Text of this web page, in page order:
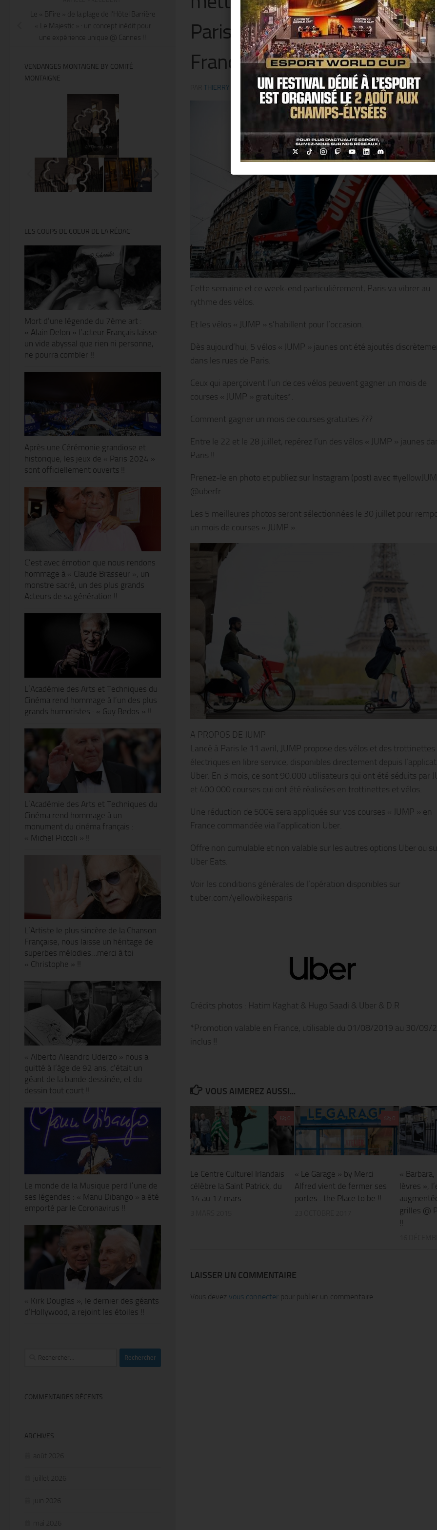
Paris, pour l’arrivée du « Tour
France » 2019 !!
THIERRY KER · PUBLIÉ21 JUILLET 2019· MIS À JOUR3 AOÛT 2019
Cette semaine et ce week-end particulièrement, Paris va vibrer au
rythme des vélos.
Et les vélos « JUMP » s’habillent pour l’occasion.
Dès aujourd’hui, 5 vélos « JUMP » jaunes ont été ajoutés
dans les rues de Paris.
Ceux qui aperçoivent l’un de ces vélos peuvent gagner un mois de
courses « JUMP » gratuites*.
Comment gagner un mois de courses gratuites ???
Entre le 22 et le 28 juillet, repérez l’un des vélos « JUMP » jaunes
Paris !!
Prenez-le en photo et publiez sur Instagram (post) avec
@uberfr
Les 5 meilleures photos seront sélectionnées le 30 juillet pour
un mois de courses « JUMP ».
A PROPOS DE JUMP
Lancé à Paris le 11 avril, JUMP propose des vélos et des trottinettes
électriques en libre service, disponibles directement depuis
Uber. En 3 mois, ce sont 90.000 utilisateurs qui ont été séduits par
et 400.000 courses qui ont été réalisées en trottinettes et vélos.
Une réduction de 500€ sera appliquée sur vos courses « JUMP » en
France commandée via l’application Uber.
Offre non cumulable et non valable sur les autres options Uber ou
Uber Eats.
Voir les conditions générales de l’opération disponibles sur
t.uber.com/yellowbikesparis
Crédits photos : Hatim Kaghat & Hugo Saadi & Uber & D.R
*Promotion valable en France, utilisable du 01/08/2019 au 30/09/
inclus !!
VOUS AIMEREZ AUSSI...
Le Centre Culturel Irlandais
célèbre la Saint Patrick, du
14 au 17 mars
« Le Garage » by Merci
Alfred vient de fermer ses
portes : the Place to be !!
«
lèvres »,
grilles @
LAISSER UN COMMENTAIRE
Vous devez vous connecter pour publier un commentaire.
Le « BFire » de la plage de l’Hôtel Barrière
« Le Majestic » : un concept inédit pour
une expérience unique @ Cannes !!
VENDANGES MONTAIGNE BY COMITÉ
MONTAIGNE
@Thierry Ker
LES COUPS DE COEUR DE LA RÉDAC’
Mort d’une légende du 7ème art :
« Alain Delon » l’acteur Français laisse
un vide abyssal que rien ni personne,
ne pourra combler !!
Après une Cérémonie grandiose et
historique, les jeux de « Paris 2024 »
sont officiellement ouverts !!
C’est avec émotion que nous rendons
hommage à « Claude Brasseur », un
monstre sacré, un des plus grands
Acteurs de sa génération !!
L’Académie des Arts et Techniques du
Cinéma rend hommage à l’un des plus
grands humoristes : « Guy Bedos » !!
L’Académie des Arts et Techniques du
Cinéma rend hommage à un
monument du cinéma français :
« Michel Piccoli » !!
L’Artiste le plus sincère de la Chanson
Française, nous laisse un héritage de
superbes mélodies…merci à toi
« Christophe » !!
« Alberto Aleandro Uderzo » nous a
quitté à l’âge de 92 ans, c’était un
géant de la bande dessinée, et du
dessin tout court !!
Le monde de la Musique perd l’une de
ses légendes : « Manu Dibango » a été
emporté par le Coronavirus !!
« Kirk Douglas », le dernier des géants
d’Hollywood, a rejoint les étoiles !!
Rechercher :
COMMENTAIRES RÉCENTS
ARCHIVES
août 2026
juillet 2026
juin 2026
mai 2026